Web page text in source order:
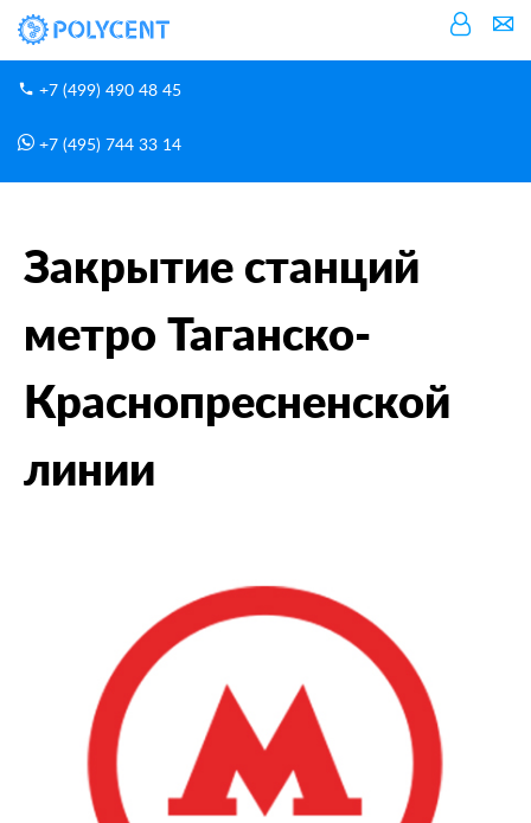
+7 (499) 490 48 45
+7 (495) 744 33 14
Закрытие станций метро Таганско-Краснопресненской линии
Закрытие станций
метро Таганско-
Краснопресненской
линии